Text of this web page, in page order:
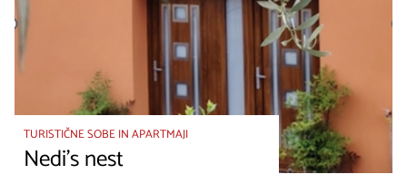
TURISTIČNE SOBE IN APARTMAJI
Nedi's nest